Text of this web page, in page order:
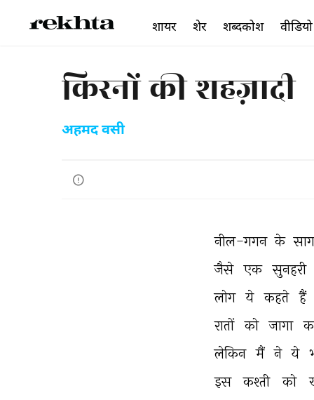
किरनों की शहज़ादी
अहमद वसी
नील-गगन के
जैसे एक सुनहरी
लोग ये कहते हैं
रातों को जागा
लेकिन मैं ने ये
इस
कश्ती को
शायर शेर शब्दकोश वीडियो